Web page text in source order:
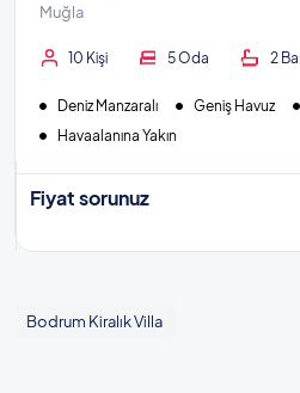
Muğla
10 Kişi 5 Oda 2
Deniz Manzaralı Geniş Havuz
Havaalanına Yakın
Fiyat sorunuz
Bodrum Kiralık Villa